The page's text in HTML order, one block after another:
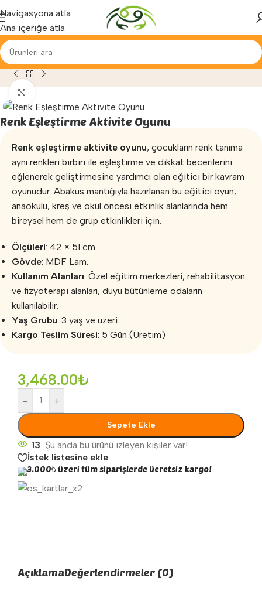
Navigasyona atla
Ana içeriğe atla
Yenilenen arayüzümüz ile hizmetinizdeyiz...
Fizyoterapi ve Egzersiz
Renk Eşleştirme Aktivite Oyunu
Renk eşleştirme aktivite oyunu, çocukların renk tanıma
aynı renkleri birbiri ile eşleştirme ve dikkat becerilerini
eğlenerek geliştirmesine yardımcı olan eğitici bir kavram
oyunudur. Abaküs mantığıyla hazırlanan bu eğitici oyun;
anaokulu, kreş ve okul öncesi etkinlik alanlarında hem
bireysel hem de grup etkinlikleri için.
Ölçüleri: 42 × 51 cm
Gövde: MDF Lam.
Kullanım Alanları: Özel eğitim merkezleri, rehabilitasyon
ve fizyoterapi alanları, duyu bütünleme odaların
kullanılabilir.
Yaş Grubu: 3 yaş ve üzeri.
Kargo Teslim Süresi: 5 Gün (Üretim)
3,468.00₺
- +
Sepete Ekle
13 Şu anda bu ürünü izleyen kişiler var!
İstek listesine ekle
3.000₺ üzeri tüm siparişlerde ücretsiz kargo!
AçıklamaDeğerlendirmeler (0)